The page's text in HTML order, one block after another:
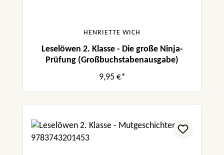
HENRIETTE WICH
Leselöwen 2. Klasse - Die große Ninja-
Prüfung (Großbuchstabenausgabe)
9,95 €*